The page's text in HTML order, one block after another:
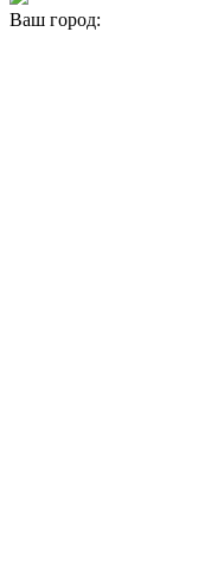
Ваш город: